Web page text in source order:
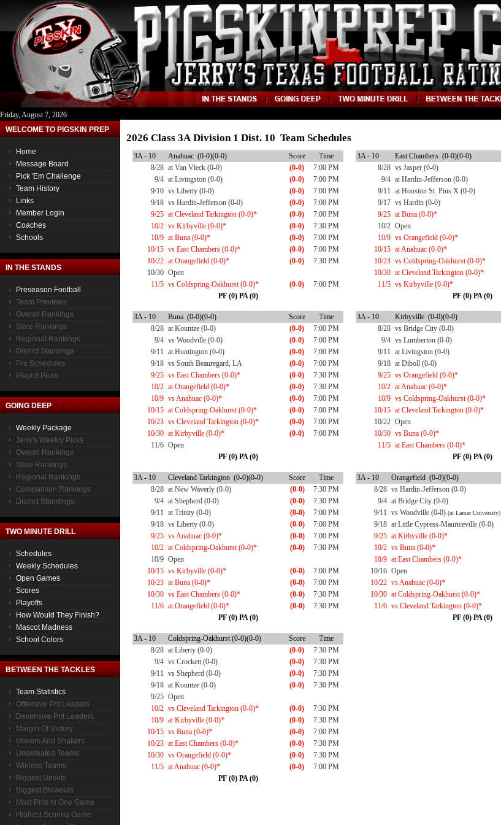
Friday, August 7, 2026
WELCOME TO PIGSKIN PREP
Home
Message Board
Pick 'Em Challenge
Team History
Links
Member Login
Coaches
Schools
IN THE STANDS
Preseason Football
Team Previews
Overall Rankings
State Rankings
Regional Rankings
District Standings
Pre Schedules
Playoff Picks
GOING DEEP
Weekly Package
Jerry's Weekly Picks
Overall Rankings
State Rankings
Regional Rankings
Comparison Rankings
District Standings
TWO MINUTE DRILL
Schedules
Weekly Schedules
Open Games
Scores
Playoffs
How Would They Finish?
Mascot Madness
School Colors
BETWEEN THE TACKLES
Team Statistics
Offensive Pnt Leaders
Devensive Pnt Leaders
Margin Of Victory
Movers And Shakers
Undefeated Teams
Winless Teams
Biggest Upsets
Biggest Blowouts
Most Pnts In One Game
Highest Scoring Game
2026 Class 3A Division 1 Dist. 10 Team Schedules
3A - 10 Anahuac (0-0)(0-0) Score
Time
8/28 at Van Vleck (0-0) (0-0)
7:00 PM
9/4 at Livingston (0-0) (0-0)
7:00 PM
9/10 vs Liberty (0-0) (0-0)
7:00 PM
9/18 vs Hardin-Jefferson (0-0) (0-0)
7:00 PM
9/25 at Cleveland Tarkington (0-0)* (0-0)
7:00 PM
10/2 vs Kirbyville (0-0)* (0-0)
7:30 PM
10/9 at Buna (0-0)* (0-0)
7:00 PM
10/15 vs East Chambers (0-0)* (0-0)
7:00 PM
10/22 at Orangefield (0-0)* (0-0)
7:30 PM
10/30 Open
11/5 vs Coldspring-Oakhurst (0-0)* (0-0)
7:00 PM
PF (0) PA (0)
3A - 10 Buna (0-0)(0-0) Score
Time
8/28 at Kountze (0-0) (0-0)
7:00 PM
9/4 vs Woodville (0-0) (0-0)
7:00 PM
9/11 at Huntington (0-0) (0-0)
7:00 PM
9/18 vs South Beauregard, LA (0-0)
7:00 PM
9/25 vs East Chambers (0-0)* (0-0)
7:30 PM
10/2 at Orangefield (0-0)* (0-0)
7:30 PM
10/9 vs Anahuac (0-0)* (0-0)
7:00 PM
10/15 at Coldspring-Oakhurst (0-0)* (0-0)
7:00 PM
10/23 vs Cleveland Tarkington (0-0)* (0-0)
7:00 PM
10/30 at Kirbyville (0-0)* (0-0)
7:00 PM
11/6 Open
PF (0) PA (0)
3A - 10 Cleveland Tarkington (0-0)(0-0) Score
Time
8/28 at New Waverly (0-0) (0-0)
7:30 PM
9/4 at Shepherd (0-0) (0-0)
7:30 PM
9/11 at Trinity (0-0) (0-0)
7:00 PM
9/18 vs Liberty (0-0) (0-0)
7:00 PM
9/25 vs Anahuac (0-0)* (0-0)
7:00 PM
10/2 at Coldspring-Oakhurst (0-0)* (0-0)
7:30 PM
10/9 Open
10/15 vs Kirbyville (0-0)* (0-0)
7:00 PM
10/23 at Buna (0-0)* (0-0)
7:00 PM
10/30 vs East Chambers (0-0)* (0-0)
7:30 PM
11/6 at Orangefield (0-0)* (0-0)
7:30 PM
PF (0) PA (0)
3A - 10 Coldspring-Oakhurst (0-0)(0-0) Score
Time
8/28 at Liberty (0-0) (0-0)
7:30 PM
9/4 vs Crockett (0-0) (0-0)
7:30 PM
9/11 vs Shepherd (0-0) (0-0)
7:30 PM
9/18 at Kountze (0-0) (0-0)
7:30 PM
9/25 Open
10/2 vs Cleveland Tarkington (0-0)* (0-0)
7:30 PM
10/9 at Kirbyville (0-0)* (0-0)
7:30 PM
10/15 vs Buna (0-0)* (0-0)
7:00 PM
10/23 at East Chambers (0-0)* (0-0)
7:30 PM
10/30 vs Orangefield (0-0)* (0-0)
7:30 PM
11/5 at Anahuac (0-0)* (0-0)
7:00 PM
PF (0) PA (0)
3A - 10 East Chambers (0-0)(0-0)
8/28 vs Jasper (0-0)
9/4 at Hardin-Jefferson (0-0)
9/11 at Houston St. Pius X (0-0)
9/17 vs Hardin (0-0)
9/25 at Buna (0-0)*
10/2 Open
10/9 vs Orangefield (0-0)*
10/15 at Anahuac (0-0)*
10/23 vs Coldspring-Oakhurst (0-0)*
10/30 at Cleveland Tarkington (0-0)*
11/5 vs Kirbyville (0-0)*
PF (0) PA (0)
3A - 10 Kirbyville (0-0)(0-0)
8/28 vs Bridge City (0-0)
9/4 vs Lumberton (0-0)
9/11 at Livingston (0-0)
9/18 at Diboll (0-0)
9/25 vs Orangefield (0-0)*
10/2 at Anahuac (0-0)*
10/9 vs Coldspring-Oakhurst (0-0)*
10/15 at Cleveland Tarkington (0-0)*
10/22 Open
10/30 vs Buna (0-0)*
11/5 at East Chambers (0-0)*
PF (0) PA (0)
3A - 10 Orangefield (0-0)(0-0)
8/28 vs Hardin-Jefferson (0-0)
9/4 at Bridge City (0-0)
9/11 vs Woodville (0-0) (at Lamar University)
9/18 at Little Cypress-Mauriceville (0-0)
9/25 at Kirbyville (0-0)*
10/2 vs Buna (0-0)*
10/9 at East Chambers (0-0)*
10/16 Open
10/22 vs Anahuac (0-0)*
10/30 at Coldspring-Oakhurst (0-0)*
11/6 vs Cleveland Tarkington (0-0)*
PF (0) PA (0)